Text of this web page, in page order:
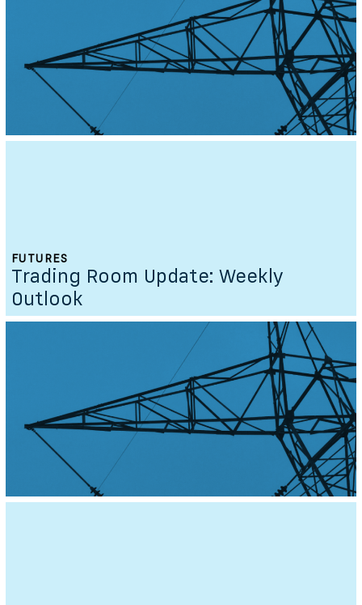
FUTURES
Trading Room Update: Weekly
Outlook